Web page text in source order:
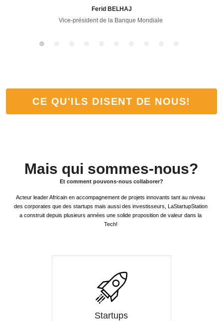
Ferid BELHAJ
Vice-président de la Banque Mondiale
CE QU'ILS DISENT DE NOUS!
Mais qui sommes-nous?
Et comment pouvons-nous collaborer?
Acteur leader Africain en accompagnement de projets innovants tant au niveau
des corporates que des startups mais aussi des investisseurs, LaStartupStation
a construit depuis plusieurs années une solide proposition de valeur dans la
Tech!
Startups